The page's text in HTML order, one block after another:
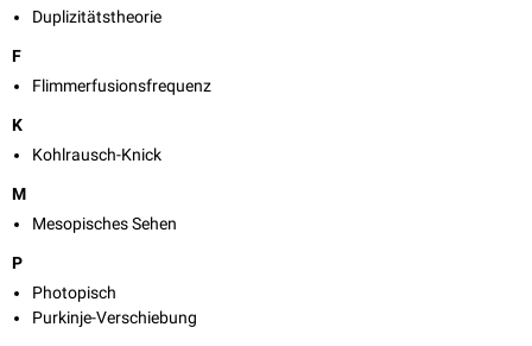
Duplizitätstheorie
F
Flimmerfusionsfrequenz
K
Kohlrausch-Knick
M
Mesopisches Sehen
P
Photopisch
Purkinje-Verschiebung